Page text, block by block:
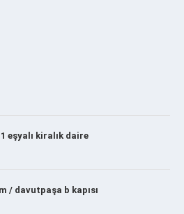
eşyalı kiralık daire
/ davutpaşa b kapısı